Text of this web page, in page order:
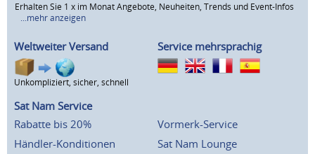
Erhalten Sie 1 x im Monat Angebote, Neuheiten, Trends und Event-Infos
...mehr anzeigen
Weltweiter Versand
Unkompliziert, sicher, schnell
Service mehrsprachig
Sat Nam Service
Rabatte bis 20%
Händler-Konditionen
Vormerk-Service
Sat Nam Lounge